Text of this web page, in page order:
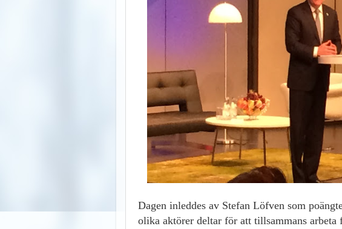
Dagen inleddes av Stefan Löfven som
olika aktörer deltar för att tillsammans